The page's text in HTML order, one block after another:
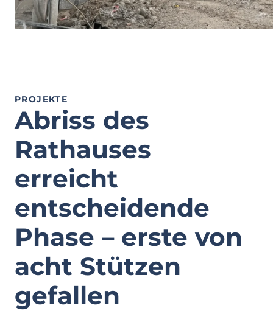
PROJEKTE
Abriss des
Rathauses
erreicht
entscheidende
Phase – erste von
acht Stützen
gefallen